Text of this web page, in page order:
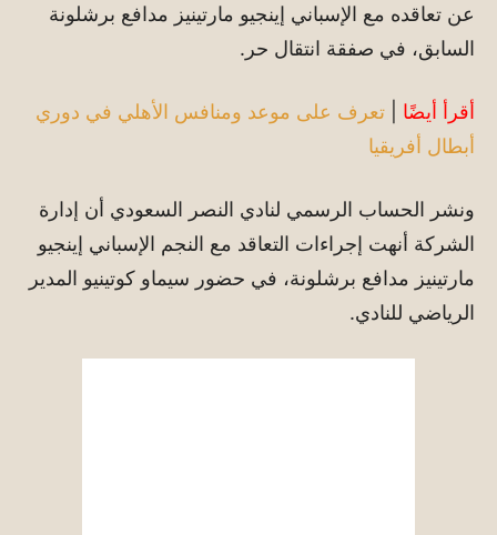
عن تعاقده مع الإسباني إينجيو مارتينيز مدافع برشلونة
السابق، في صفقة انتقال حر.
أقرأ أيضًا
تعرف على موعد ومنافس الأهلي في دوري
أبطال أفريقيا
ونشر الحساب الرسمي لنادي النصر السعودي أن إدارة
الشركة أنهت إجراءات التعاقد مع النجم الإسباني إينجيو
مارتينيز مدافع برشلونة، في حضور سيماو كوتينيو المدير
الرياضي للنادي.